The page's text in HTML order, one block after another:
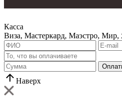
Касса
Виза, Мастеркард, Маэстро, Мир,
Наверх